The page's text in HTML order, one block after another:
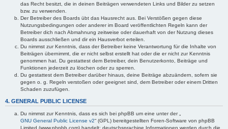
das Recht besitzt, die in deinen Beiträgen verwendeten Links und Bilder zu setzen
bzw. zu verwenden.
Der Betreiber des Boards übt das Hausrecht aus. Bei Verstößen gegen diese
Nutzungsbedingungen oder anderer im Board veröffentlichten Regeln kann der
Betreiber dich nach Abmahnung zeitweise oder dauerhaft von der Nutzung dieses
Boards ausschließen und dir ein Hausverbot erteilen.
Du nimmst zur Kenntnis, dass der Betreiber keine Verantwortung für die Inhalte von
Beiträgen übernimmt, die er nicht selbst erstellt hat oder die er nicht zur Kenntnis
genommen hat. Du gestattest dem Betreiber, dein Benutzerkonto, Beiträge und
Funktionen jederzeit zu löschen oder zu sperren.
Du gestattest dem Betreiber darüber hinaus, deine Beiträge abzuändern, sofern sie
gegen o. g. Regeln verstoßen oder geeignet sind, dem Betreiber oder einem Dritten
Schaden zuzufügen.
4. GENERAL PUBLIC LICENSE
Du nimmst zur Kenntnis, dass es sich bei phpBB um eine unter der „
GNU General Public License v2“ (GPL) bereitgestellten Foren-Software von phpBB
Limited (www.phpbb.com) handelt; deutschsprachige Informationen werden durch die